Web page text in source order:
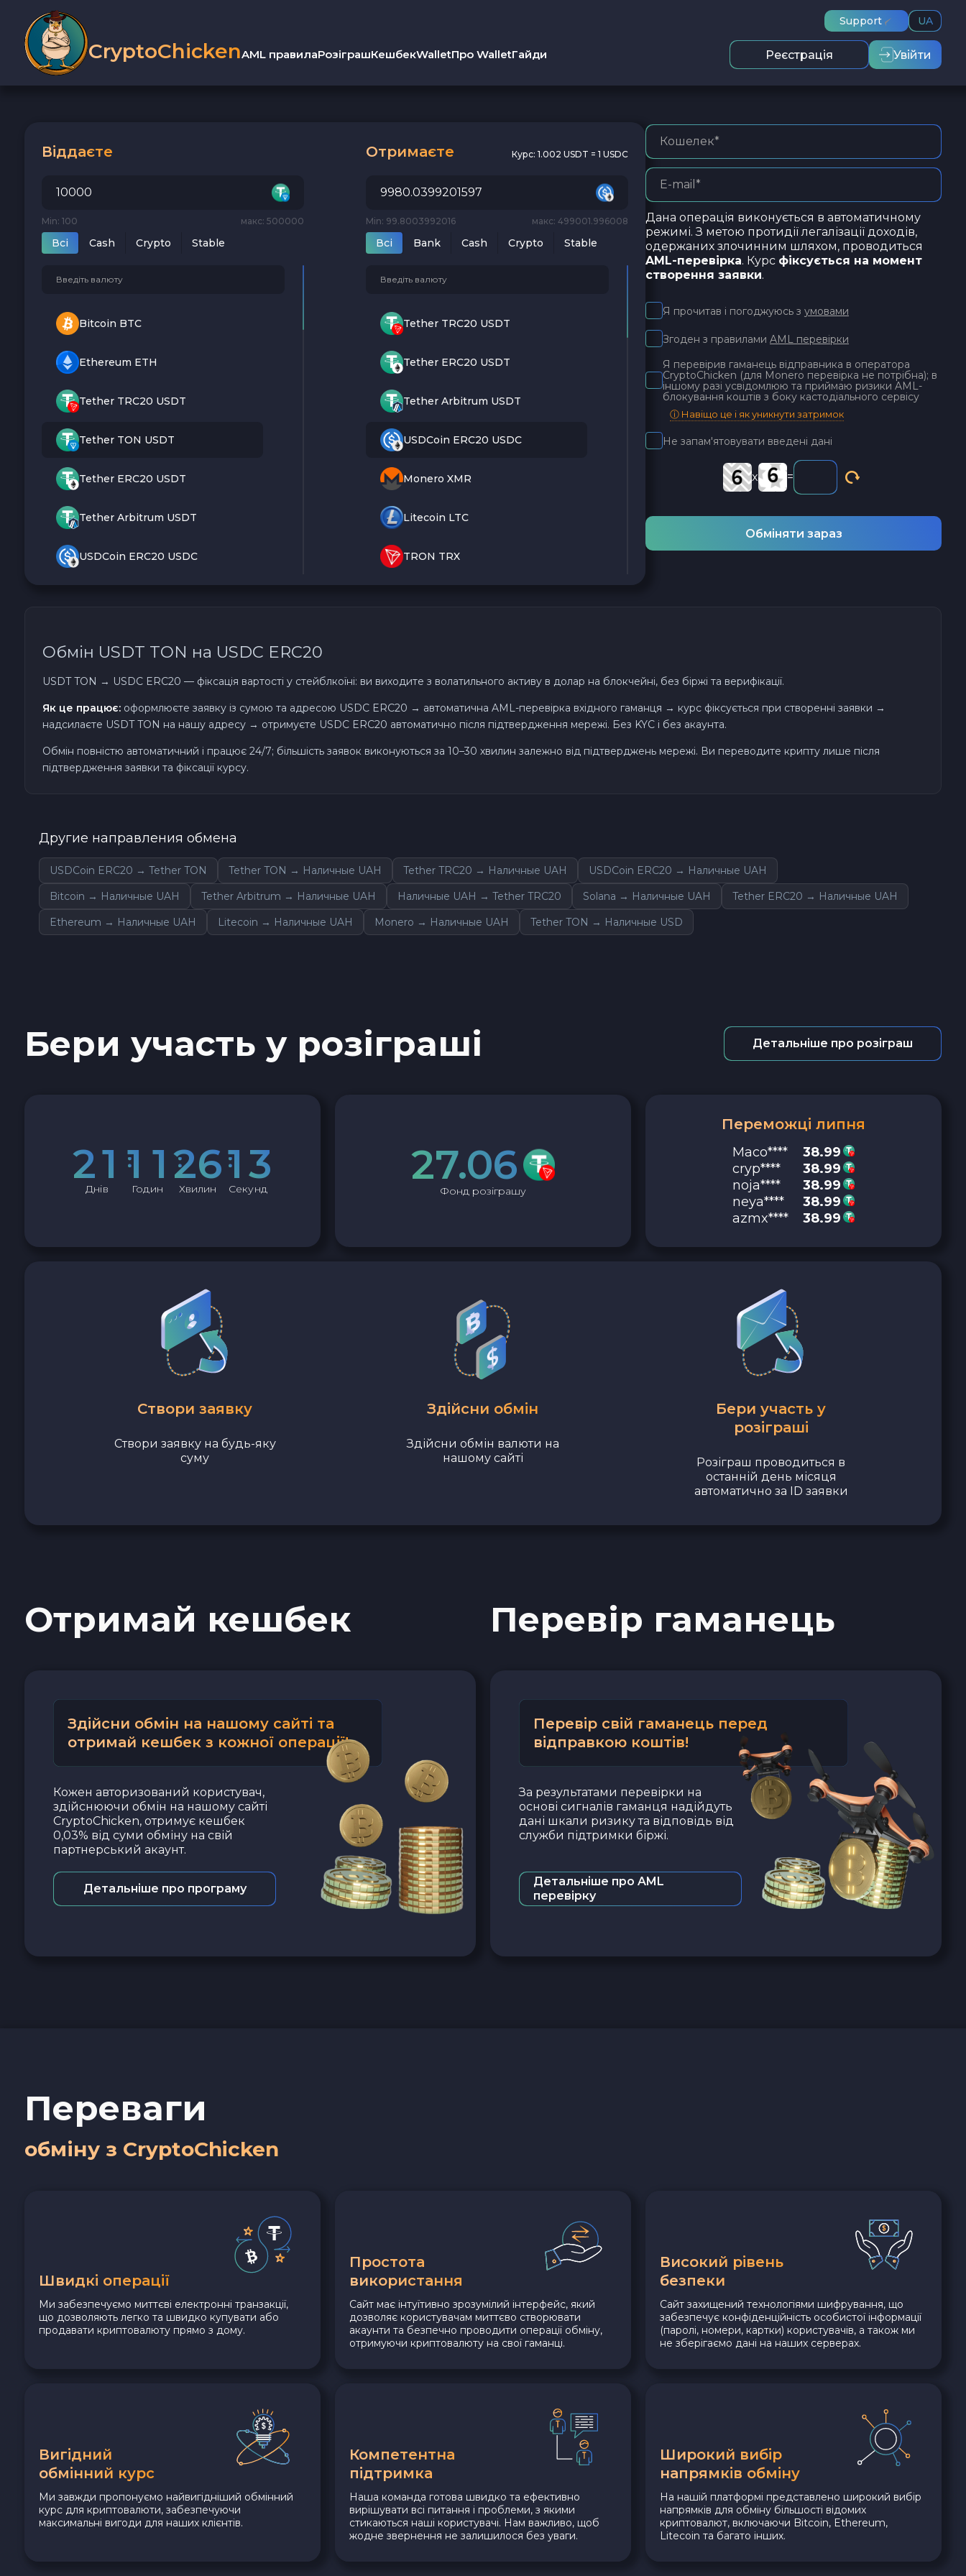
CryptoChicken
Support UA
AML правилаРозіграшКешбекWalletПро WalletГайди Реєстрація Увійти
Віддаєте
Min: 100 макс: 500000
Всi Cash Crypto Stable
Bitcoin BTC
Ethereum ETH
Tether TRC20 USDT
Tether TON USDT
Tether ERC20 USDT
Tether Arbitrum USDT
USDCoin ERC20 USDC
Solana SOL
Bitcoin Cash BCH
Arbitrum ARB
Ether Classic ETC
Dash DASH
Avalanche C-CHAIN AVAX
Shiba ERC20 SHIB
Uniswap ERC20 UNI
VeChain VET
Наличные UAH
Отримаєте Курс: 1.002 USDT = 1 USDC
Min: 99.8003992016 макс: 499001.996008
Всi Bank Cash Crypto Stable
Tether TRC20 USDT
Tether ERC20 USDT
Tether Arbitrum USDT
USDCoin ERC20 USDC
Monero XMR
Litecoin LTC
TRON TRX
Bitcoin Cash BCH
Gram (Toncoin) GRAM
Dogecoin DOGE
Uniswap ERC20 UNI
PaySera EUR
Sepa EUR
Наличные USD
Наличные UAH
Дана операція виконується в автоматичному
режимі. З метою протидії легалізації доходів,
одержаних злочинним шляхом, проводиться
AML-перевірка. Курс фіксується на момент
створення заявки.
Я прочитав і погоджуюсь з умовами
Згоден з правилами AML перевірки
Я перевірив гаманець відправника в оператора
CryptoChicken (для Monero перевірка не потрібна); в
іншому разі усвідомлюю та приймаю ризики AML-
блокування коштів з боку кастодіального сервісу
ⓘ Навіщо це і як уникнути затримок
Не запам'ятовувати введені дані
x =
Обміняти зараз
Обмін USDT TON на USDC ERC20
USDT TON → USDC ERC20 — фіксація вартості у стейблкоїні: ви виходите з волатильного активу в долар на блокчейні, без біржі та верифікації.
Як це працює: оформлюєте заявку із сумою та адресою USDC ERC20 → автоматична AML-перевірка вхідного гаманця → курс фіксується при створенні заявки →
надсилаєте USDT TON на нашу адресу → отримуєте USDC ERC20 автоматично після підтвердження мережі. Без KYC і без акаунта.
Обмін повністю автоматичний і працює 24/7; більшість заявок виконуються за 10–30 хвилин залежно від підтверджень мережі. Ви переводите крипту лише після
підтвердження заявки та фіксації курсу.
Другие направления обмена
USDCoin ERC20 → Tether TON Tether TON → Наличные UAH Tether TRC20 → Наличные UAH
USDCoin ERC20 → Наличные UAH
Bitcoin → Наличные UAH
Tether Arbitrum → Наличные UAH Наличные UAH → Tether TRC20 Solana → Наличные UAH
Tether ERC20 → Наличные UAH
Ethereum → Наличные UAH
Litecoin → Наличные UAH Monero → Наличные UAH Tether TON → Наличные USD
Бери участь у розіграші Детальніше про розіграш
21
Днів
1 1
Годин
26
Хвилин
12
Секунд 27.06
Фонд розіграшу
Переможці липня
Maco****
38.99
cryp****
38.99
noja****
38.99
neya****
38.99
azmx****
38.99
Створи заявку
Створи заявку на будь-яку
суму
Здійсни обмін
Здійсни обмін валюти на
нашому сайті
Бери участь у
розіграші
Розіграш проводиться в
останній день місяця
автоматично за ID заявки
Отримай кешбек
Здійсни обмін на нашому сайті та
отримай кешбек з кожної операції!
Кожен авторизований користувач,
здійснюючи обмін на нашому сайті
CryptoChicken, отримує кешбек
0,03% від суми обміну на свій
партнерський акаунт.
Детальніше про програму
Перевір гаманець
Перевір свій гаманець перед
відправкою коштів!
За результатами перевірки на
основі сигналів гаманця надійдуть
дані шкали ризику та відповідь від
служби підтримки біржі.
Детальніше про AML
перевірку
Переваги
обміну з CryptoChicken
Швидкі операції
Ми забезпечуємо миттєві електронні транзакції,
що дозволяють легко та швидко купувати або
продавати криптовалюту прямо з дому.
Простота
використання
Сайт має інтуїтивно зрозумілий інтерфейс, який
дозволяє користувачам миттєво створювати
акаунти та безпечно проводити операції обміну,
отримуючи криптовалюту на свої гаманці.
Високий рівень
безпеки
Сайт захищений технологіями шифрування, що
забезпечує конфіденційність особистої інформації
(паролі, номери, картки) користувачів, а також ми
не зберігаємо дані на наших серверах.
Вигідний
обмінний курс
Ми завжди пропонуємо найвигідніший обмінний
курс для криптовалюти, забезпечуючи
максимальні вигоди для наших клієнтів.
Компетентна
підтримка
Наша команда готова швидко та ефективно
вирішувати всі питання і проблеми, з якими
стикаються наші користувачі. Нам важливо, щоб
жодне звернення не залишилося без уваги.
Широкий вибір
напрямків обміну
На нашій платформі представлено широкий вибір
напрямків для обміну більшості відомих
криптовалют, включаючи Bitcoin, Ethereum,
Litecoin та багато інших.